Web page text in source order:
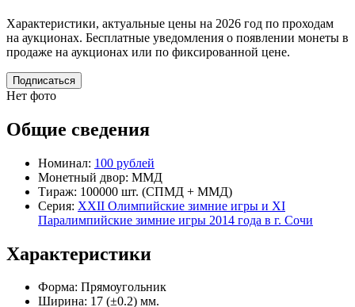
Характеристики, актуальные цены на 2026 год по проходам
на аукционах. Бесплатные уведомления о появлении монеты в
продаже на аукционах или по фиксированной цене.
Подписаться
Нет фото
Общие сведения
Номинал: 100 рублей
Монетный двор: ММД
Тираж: 100000 шт. (СПМД + ММД)
Серия: XXII Олимпийские зимние игры и XI
Паралимпийские зимние игры 2014 года в г. Сочи
Характеристики
Форма: Прямоугольник
Ширина: 17 (±0.2) мм.